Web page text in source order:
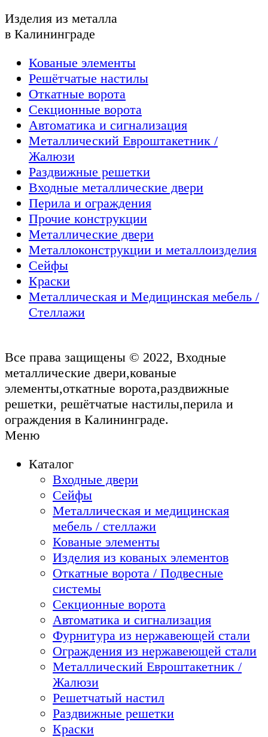
Изделия из металла
в Калининграде
Кованые элементы
Решётчатые настилы
Откатные ворота
Секционные ворота
Автоматика и сигнализация
Металлический Евроштакетник /
Жалюзи
Раздвижные решетки
Входные металлические двери
Перила и ограждения
Прочие конструкции
Металлические двери
Металлоконструкции и металлоизделия
Сейфы
Краски
Металлическая и Медицинская мебель /
Стеллажи
Все права защищены © 2022, Входные
металлические двери,кованые
элементы,откатные ворота,раздвижные
решетки, решётчатые настилы,перила и
ограждения в Калининграде.
Меню
Каталог
Входные двери
Сейфы
Металлическая и медицинская
мебель / стеллажи
Кованые элементы
Изделия из кованых элементов
Откатные ворота / Подвесные
системы
Секционные ворота
Автоматика и сигнализация
Фурнитура из нержавеющей стали
Ограждения из нержавеющей стали
Металлический Евроштакетник /
Жалюзи
Решетчатый настил
Раздвижные решетки
Краски